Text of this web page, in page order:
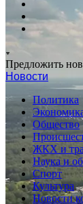
Предложить
Новости
Политика
Общество
ЖКХ и
Наука и
Спорт
Культура
Новости